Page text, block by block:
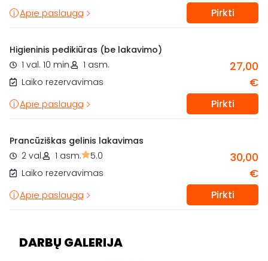
Apie paslaugą Pirkti
Higieninis pedikiūras (be lakavimo)
1 val. 10 min.
1 asm.
Laiko rezervavimas
27,00
€
Apie paslaugą Pirkti
Prancūziškas gelinis lakavimas
2 val.
1 asm.
5.0
Laiko rezervavimas
30,00
€
Apie paslaugą Pirkti
DARBŲ GALERIJA